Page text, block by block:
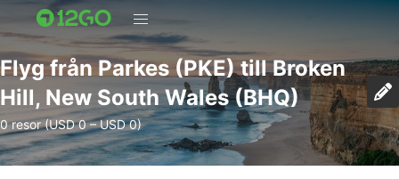
Flyg från Parkes (PKE) till Broken
Hill, New South Wales (BHQ)
0 resor (USD 0 – USD 0)